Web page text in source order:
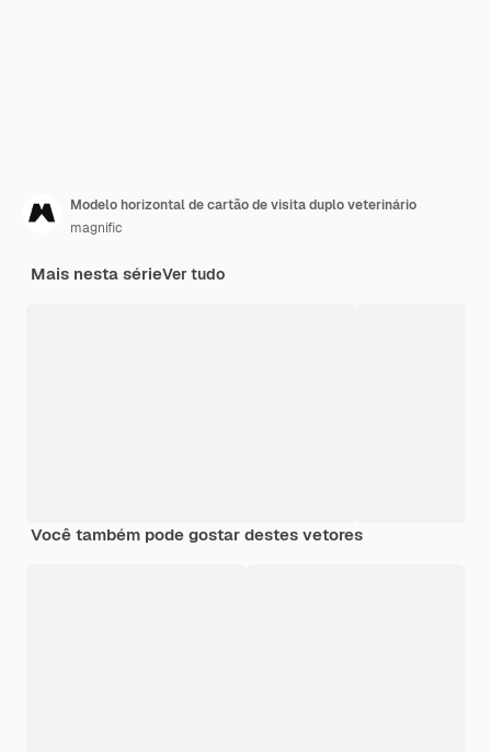
Modelo horizontal de cartão de visita duplo veterinário
magnific
Mais nesta sérieVer tudo
Você também pode gostar destes vetores